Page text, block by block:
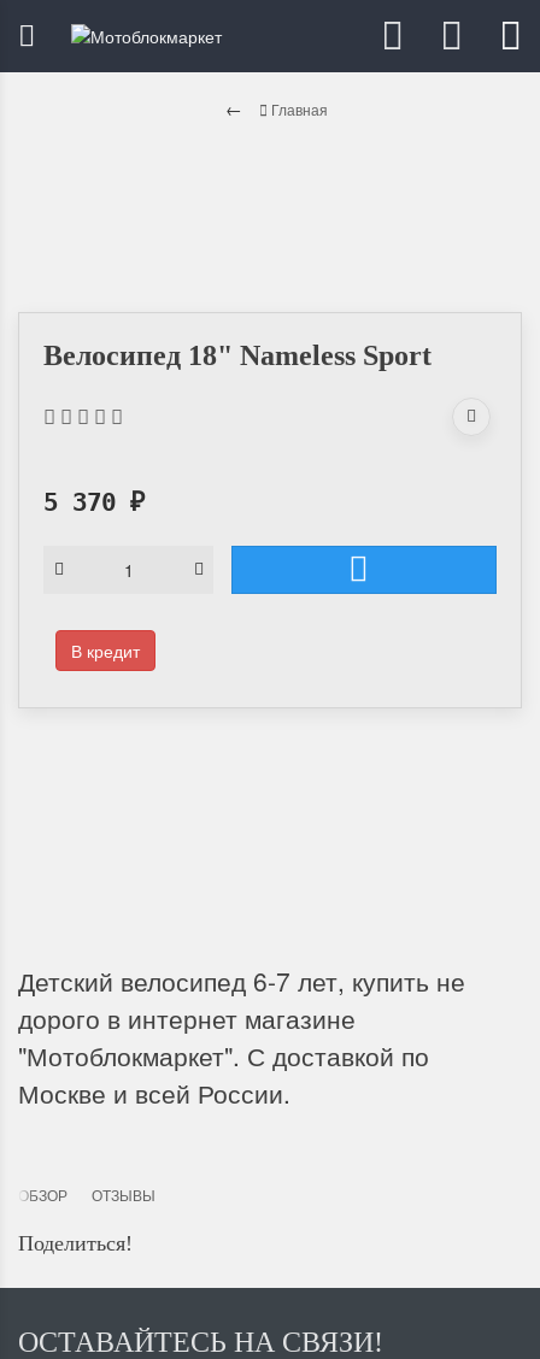
Главная
Велосипед 18" Nameless Sport
5 370 ₽
В кредит
Детский велосипед 6-7 лет, купить не
дорого в интернет магазине
"Мотоблокмаркет". С доставкой по
Москве и всей России.
ОБЗОР ОТЗЫВЫ
Поделиться!
ОСТАВАЙТЕСЬ НА СВЯЗИ!